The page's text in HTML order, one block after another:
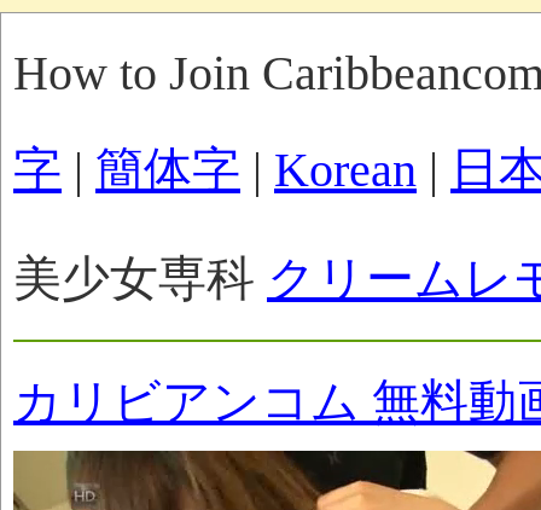
How to Join
字 | 簡体字 | Korean | 日
美少女専科 クリームレ
カリビアンコム 無料動